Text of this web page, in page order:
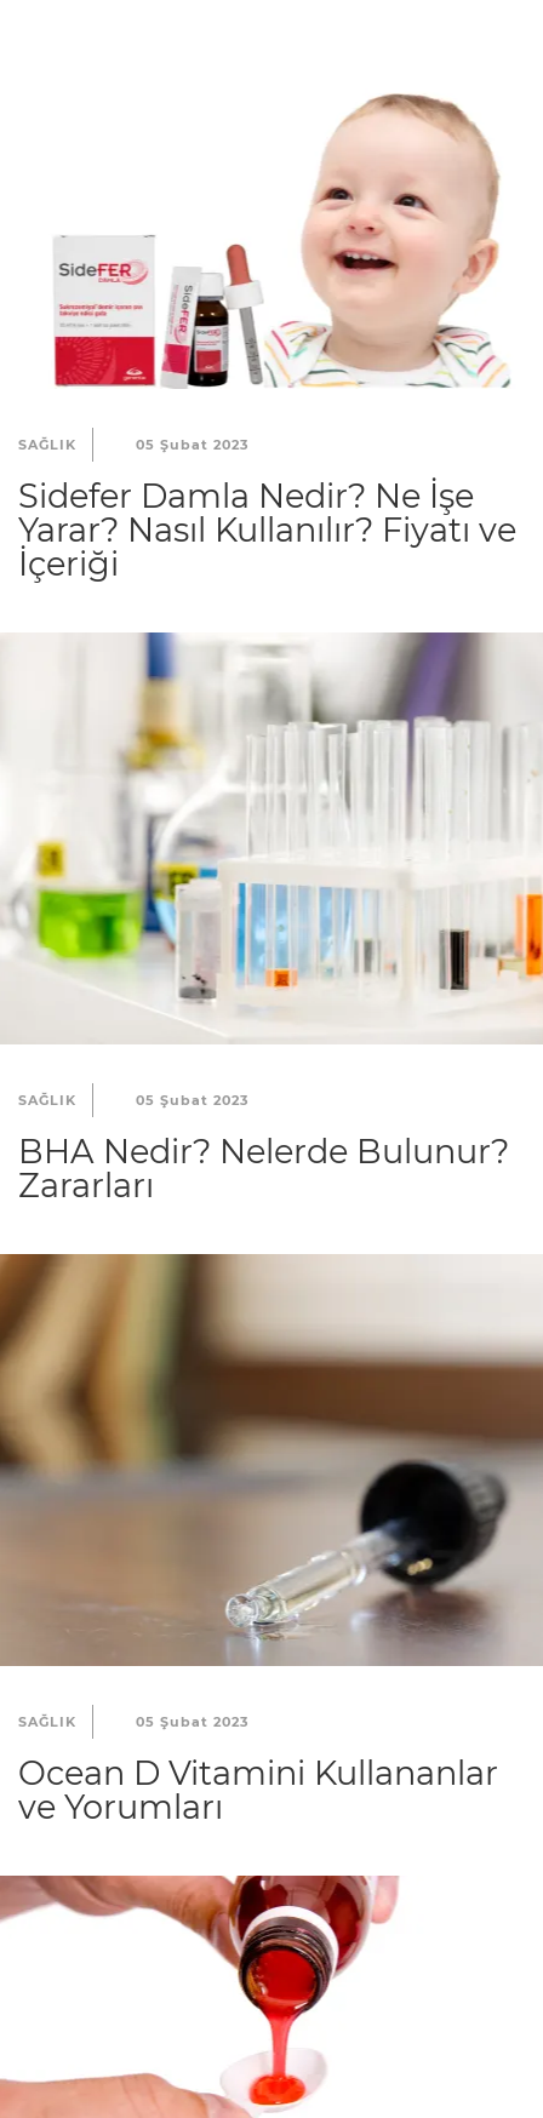
SAĞLIK 05 Şubat 2023
Sidefer Damla Nedir? Ne İşe
Yarar? Nasıl Kullanılır? Fiyatı ve
İçeriği
SAĞLIK 05 Şubat 2023
BHA Nedir? Nelerde Bulunur?
Zararları
SAĞLIK 05 Şubat 2023
Ocean D Vitamini Kullananlar
ve Yorumları